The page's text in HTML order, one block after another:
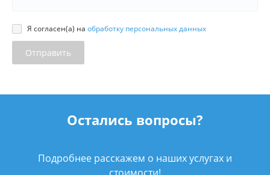
Я согласен(а) на обработку персональных данных
Отправить
Остались вопросы?
Подробнее расскажем о наших услугах и